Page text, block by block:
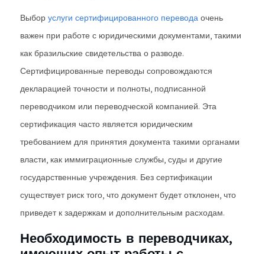
Выбор услуги сертифицированного перевода очень
важен при работе с юридическими документами, такими
как бразильские свидетельства о разводе.
Сертифицированные переводы сопровождаются
декларацией точности и полноты, подписанной
переводчиком или переводческой компанией. Эта
сертификация часто является юридическим
требованием для принятия документа такими органами
власти, как иммиграционные службы, суды и другие
государственные учреждения. Без сертификации
существует риск того, что документ будет отклонен, что
приведет к задержкам и дополнительным расходам.
Необходимость в переводчиках,